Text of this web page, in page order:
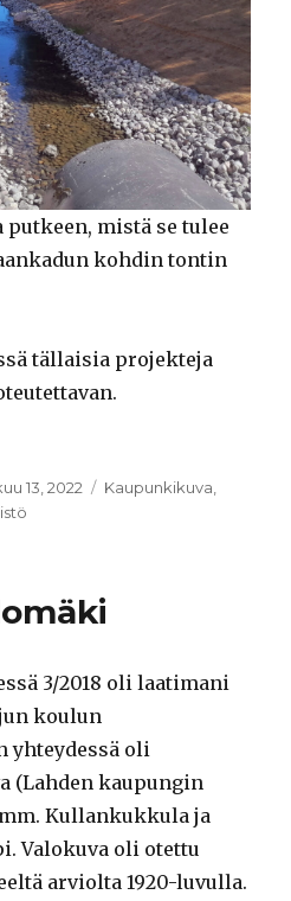
mistä se tulee
kohdin tontin
tällaisia projekteja
13, 2022 Kategoriat
Kaupunkikuva
3/2018 oli laatimani
koulun
yhteydessä oli
(Lahden kaupungin
Kullankukkula ja
Valokuva oli otettu
arviolta 1920-luvulla.